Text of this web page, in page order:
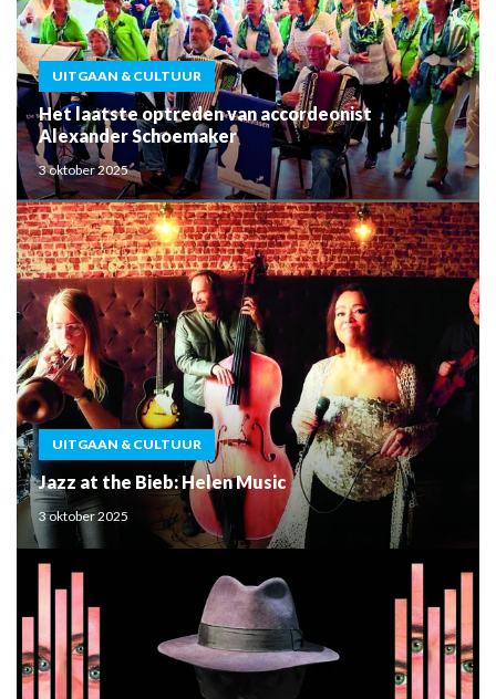
UITGAAN & CULTUUR
Het laatste optreden van accordeonist
Alexander Schoemaker
3 oktober 2025
UITGAAN & CULTUUR
Jazz at the Bieb: Helen Music
3 oktober 2025